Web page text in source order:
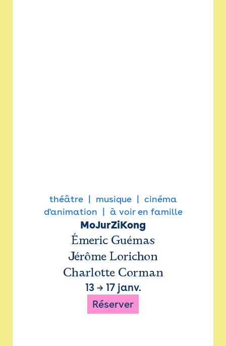
théâtre musique
cinéma
d'animation
à voir en famille
MoJurZiKong
Émeric Guémas
Jérôme Lorichon
Charlotte Corman
13→ 17 janv.
Réserver